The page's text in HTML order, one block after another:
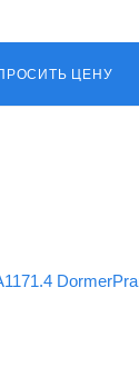
ЦЕНУ